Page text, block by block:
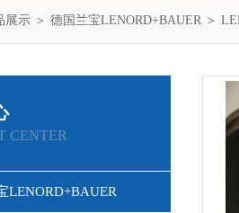
展示 ＞ 德国兰宝LENORD+BAUER ＞
CENTER
LENORD+BAUER